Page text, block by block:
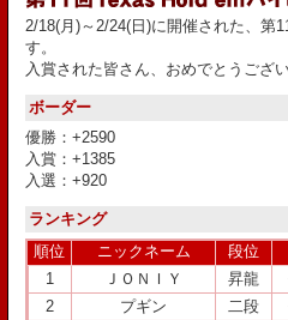
2/18(月)～2/24(日)に開催された、第
す。
入賞された皆さん、おめでとうござ
ボーダー
優勝：+2590
入賞：+1385
入選：+920
ランキング
順位
ニックネーム 段位
1
ＪＯＮＩＹ 昇龍
2
プギン 二段